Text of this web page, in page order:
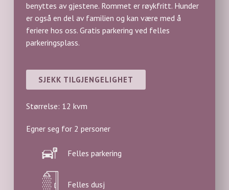
benyttes av gjestene. Rommet er røykfritt. Hunder
er også en del av familien og kan være med å
feriere hos oss. Gratis parkering ved felles
parkeringsplass.
SJEKK TILGJENGELIGHET
Størrelse: 12 kvm
Egner seg for 2 personer
Felles parkering
Felles dusj